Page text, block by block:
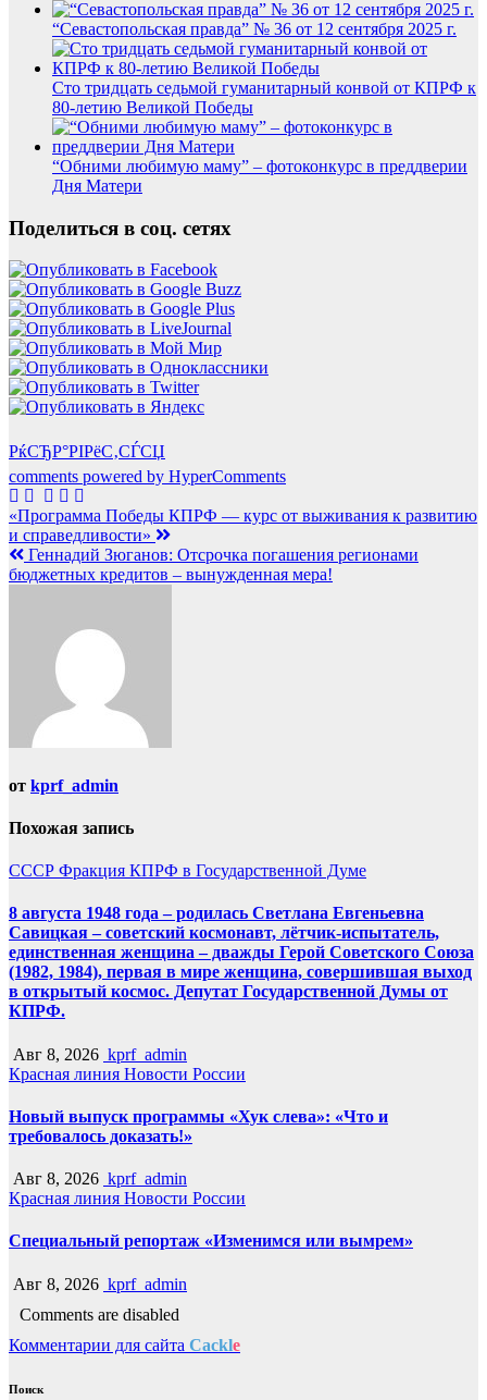
“Севастопольская правда” № 36 от 12 сентября 2025 г.
Сто тридцать седьмой гуманитарный конвой от КПРФ к
80-летию Великой Победы
“Обними любимую маму” – фотоконкурс в преддверии
Дня Матери
Поделиться в соц. сетях
РќСЂР°РІРёС‚СЃСЏ
comments powered by HyperComments
Навигация
по
записям
«Программа Победы КПРФ — курс от выживания к развитию
и справедливости»
Геннадий Зюганов: Отсрочка погашения регионами
бюджетных кредитов – вынужденная мера!
от kprf_admin
Похожая запись
СССР Фракция КПРФ в Государственной Думе
8 августа 1948 года – родилась Светлана Евгеньевна
Савицкая – советский космонавт, лётчик-испытатель,
единственная женщина – дважды Герой Советского Союза
(1982, 1984), первая в мире женщина, совершившая выход
в открытый космос. Депутат Государственной Думы от
КПРФ.
Авг 8, 2026 kprf_admin
Красная линия Новости России
Новый выпуск программы «Хук слева»: «Что и
требовалось доказать!»
Авг 8, 2026 kprf_admin
Красная линия Новости России
Специальный репортаж «Изменимся или вымрем»
Авг 8, 2026 kprf_admin
Comments are disabled
Комментарии для сайта Cackle
Поиск